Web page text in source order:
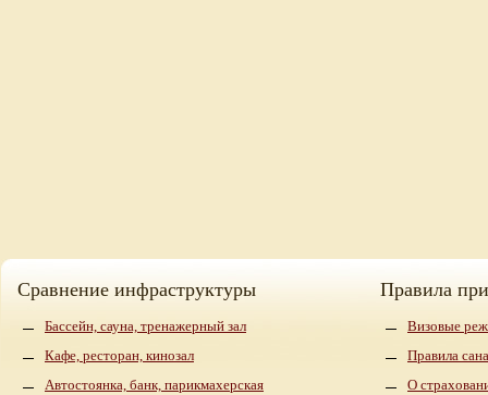
Сравнение инфраструктуры
Бассейн, сауна, тренажерный зал
Кафе, ресторан, кинозал
Автостоянка, банк, парикмахерская
Правила
Визовые
Правила
О